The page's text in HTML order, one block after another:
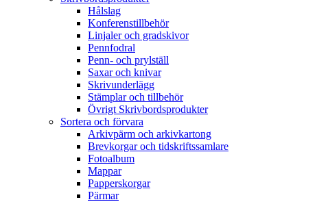
Hålslag
Konferenstillbehör
Linjaler och gradskivor
Pennfodral
Penn- och prylställ
Saxar och knivar
Skrivunderlägg
Stämplar och tillbehör
Övrigt Skrivbordsprodukter
Sortera och förvara
Arkivpärm och arkivkartong
Brevkorgar och tidskriftssamlare
Fotoalbum
Mappar
Papperskorgar
Pärmar